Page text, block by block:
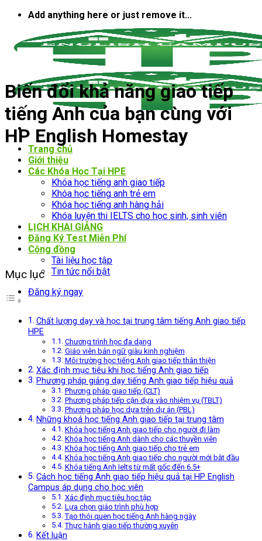
dung
Add anything here or just remove it...
Trang chủ
Giới thiệu
Các Khóa Học Tại HPE
Khóa học tiếng anh giao tiếp
Khóa học tiếng anh trẻ em
Khóa học tiếng anh hàng hải
Khóa luyện thi IELTS cho học sinh, sinh viên
LỊCH KHAI GIẢNG
Đăng Ký Test Miễn Phí
Cộng đồng
Tài liệu học tập
Tin tức nổi bật
Đăng ký ngay
Biến đổi khả năng giao tiếp
tiếng Anh của bạn cùng với
HP English Homestay
Mục lục
Chất lượng dạy và học tại trung tâm tiếng Anh giao tiếp
HPE
Chương trình học đa dạng
Giáo viên bản ngữ giàu kinh nghiệm
Môi trường học tiếng Anh giao tiếp thân thiện
Xác định mục tiêu khi học tiếng Anh giao tiếp
Phương pháp giảng dạy tiếng Anh giao tiếp hiệu quả
Phương pháp giao tiếp (CLT)
Phương pháp tiếp cận dựa vào nhiệm vụ (TBLT)
Phương pháp học dựa trên dự án (PBL)
Những khoá học tiếng Anh giao tiếp tại trung tâm
Khóa học tiếng Anh giao tiếp cho người đi làm
Khóa học tiếng Anh dành cho các thuyền viên
Khóa học tiếng Anh giao tiếp cho trẻ em
Khóa học tiếng Anh giao tiếp cho người mới bắt đầu
Khóa tiếng Anh Ielts từ mất gốc đến 6.5+
Cách học tiếng Anh giao tiếp hiệu quả tại HP English
Campus áp dụng cho học viên
Xác định mục tiêu học tập
Lựa chọn giáo trình phù hợp
Tạo thói quen học tiếng Anh hàng ngày
Thực hành giao tiếp thường xuyên
Kết luận